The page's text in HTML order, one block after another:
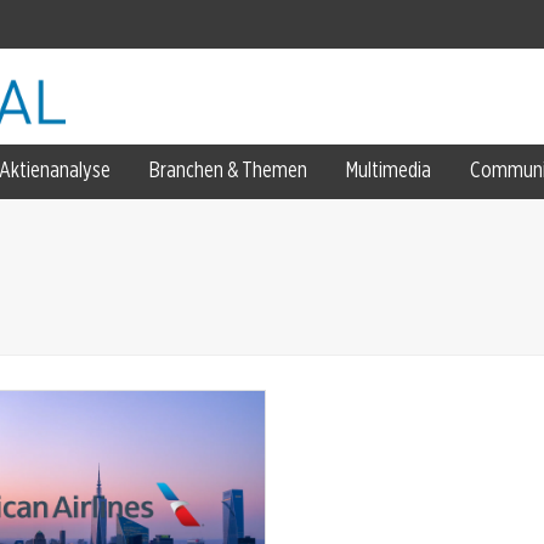
Aktienanalyse Branchen & Themen Multimedia